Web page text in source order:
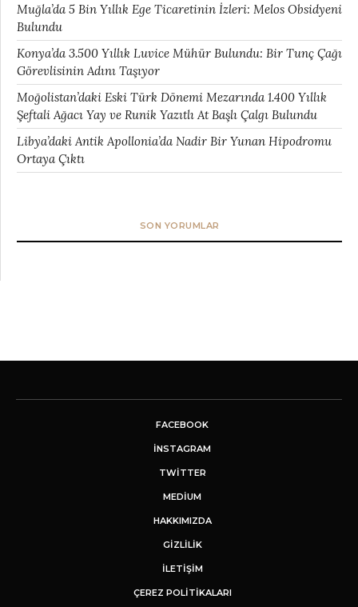
Muğla’da 5 Bin Yıllık Ege Ticaretinin İzleri: Melos Obsidyeni
Bulundu
Konya’da 3.500 Yıllık Luvice Mühür Bulundu: Bir Tunç Çağı
Görevlisinin Adını Taşıyor
Moğolistan’daki Eski Türk Dönemi Mezarında 1.400 Yıllık
Şeftali Ağacı Yay ve Runik Yazıtlı At Başlı Çalgı Bulundu
Libya’daki Antik Apollonia’da Nadir Bir Yunan Hipodromu
Ortaya Çıktı
SON YORUMLAR
FACEBOOK
INSTAGRAM
TWITTER
MEDIUM
HAKKIMIZDA
GİZLİLİK
İLETIŞIM
ÇEREZ POLITIKALARI